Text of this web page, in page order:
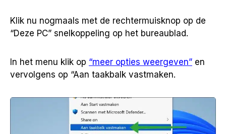
Klik nu nogmaals met de rechtermuisknop op de
“Deze PC” snelkoppeling op het bureaublad.
In het menu klik op “meer opties weergeven” en
vervolgens op “Aan taakbalk vastmaken.